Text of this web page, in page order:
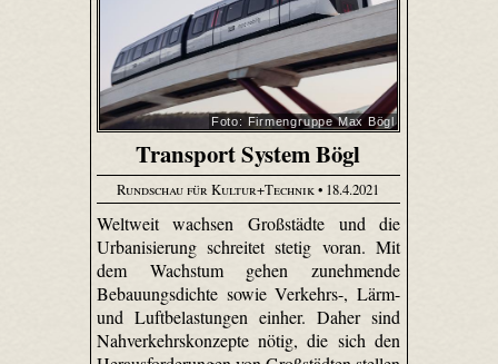
Foto: Firmengruppe Max Bögl
Transport System Bögl
Rundschau für Kultur+Technik• 18.4.2021
Weltweit wachsen Großstädte und die
Urbanisierung schreitet stetig voran. Mit
dem Wachstum gehen zunehmende
Bebauungsdichte sowie Verkehrs-, Lärm-
und Luftbelastungen einher. Daher sind
Nahverkehrskonzepte nötig, die sich den